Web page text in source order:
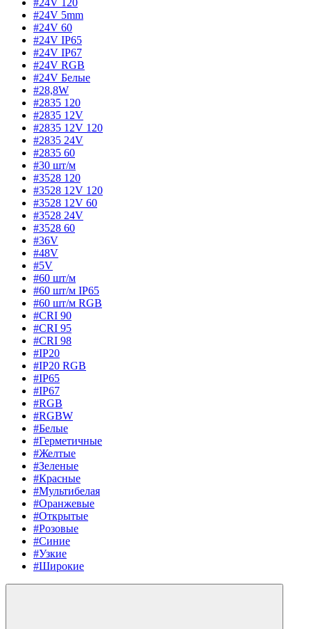
#24V 120
#24V 5mm
#24V 60
#24V IP65
#24V IP67
#24V RGB
#24V Белые
#28,8W
#2835 120
#2835 12V
#2835 12V 120
#2835 24V
#2835 60
#30 шт/м
#3528 120
#3528 12V 120
#3528 12V 60
#3528 24V
#3528 60
#36V
#48V
#5V
#60 шт/м
#60 шт/м IP65
#60 шт/м RGB
#CRI 90
#CRI 95
#CRI 98
#IP20
#IP20 RGB
#IP65
#IP67
#RGB
#RGBW
#Белые
#Герметичные
#Желтые
#Зеленые
#Красные
#Мультибелая
#Оранжевые
#Открытые
#Розовые
#Синие
#Узкие
#Широкие